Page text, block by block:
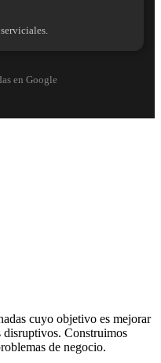
en Google
cuyo objetivo es mejorar
disruptivos. Construimos
de negocio.